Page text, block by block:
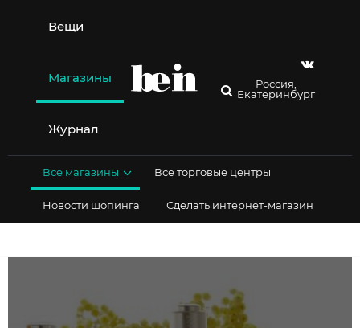
содержимому
Вещи
Магазины
Журнал
Россия,
Екатеринбург
Все магазины Все торговые центры
Новости шопинга Сделать интернет-магазин